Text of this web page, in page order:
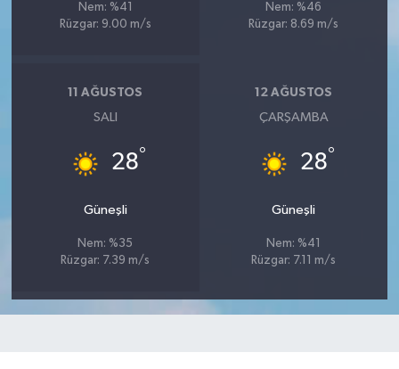
Nem: %41
Rüzgar: 9.00 m/s
Nem: %46
Rüzgar: 8.69 m/s
11 AĞUSTOS
SALI
28°
Güneşli
Nem: %35
Rüzgar: 7.39 m/s
12 AĞUSTOS
ÇARŞAMBA
28°
Güneşli
Nem: %41
Rüzgar: 7.11 m/s